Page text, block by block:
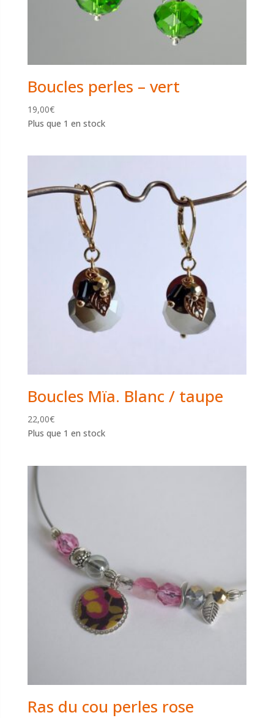
Boucles perles – vert
19,00€
Plus que 1 en stock
Boucles Mïa. Blanc / taupe
22,00€
Plus que 1 en stock
Ras du cou perles rose